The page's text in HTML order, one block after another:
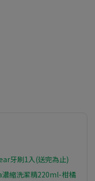
牙刷1入(送完為止)
縮洗潔精220ml-柑橘